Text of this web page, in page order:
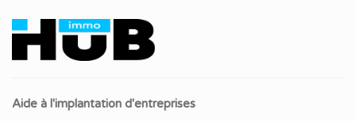
Aide à l'implantation d'entreprises